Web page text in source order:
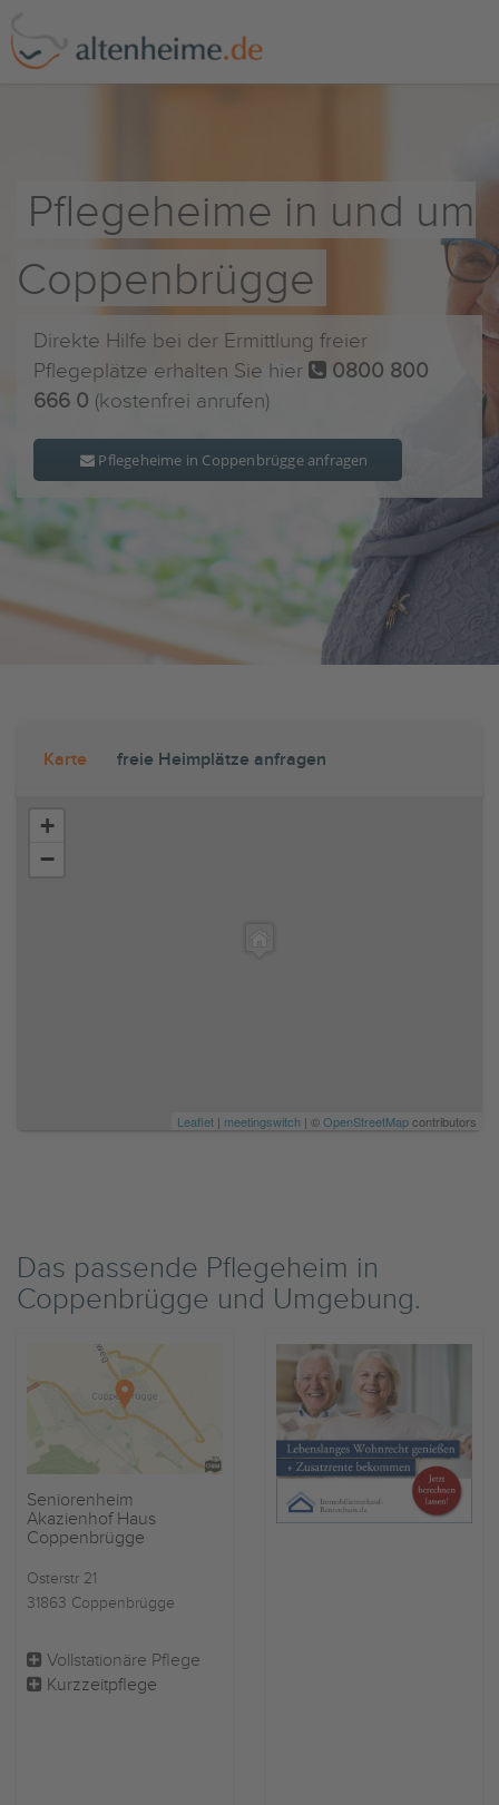
Pflegeheime in und um
Coppenbrügge
Direkte Hilfe bei der Ermittlung freier
Pflegeplätze erhalten Sie hier
0800 800
666 0 (kostenfrei anrufen)
Pflegeheime in Coppenbrügge anfragen
Karte freie Heimplätze anfragen
+
−
Leaflet | meetingswitch | ©OpenStreetMapcontributors
Das passende Pflegeheim in
Coppenbrügge und Umgebung.
Seniorenheim
Akazienhof Haus
Coppenbrügge
Osterstr 21
31863 Coppenbrügge
Vollstationäre Pflege
Kurzzeitpflege